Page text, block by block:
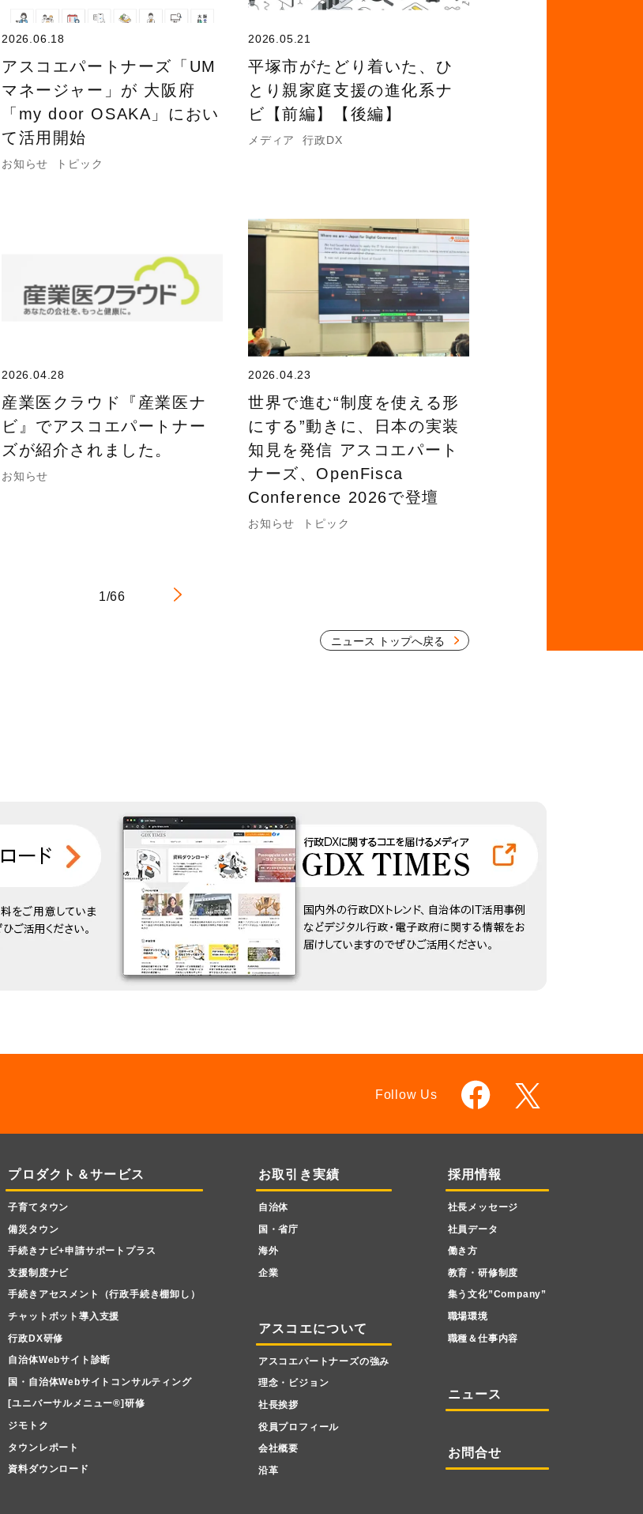
2026.06.18
アスコエパートナーズ「UM
マネージャー」が 大阪府
「my door OSAKA」におい
て活用開始
お知らせ トピック
2026.05.21
平塚市がたどり着いた、ひ
とり親家庭支援の進化系ナ
ビ【前編】【後編】
メディア 行政DX
2026.04.28
産業医クラウド『産業医ナ
ビ』でアスコエパートナー
ズが紹介されました。
お知らせ
2026.04.23
世界で進む“制度を使える形
にする”動きに、日本の実装
知見を発信 アスコエパート
ナーズ、OpenFisca
Conference 2026で登壇
お知らせ トピック
1/66
ニュース トップへ戻る
プロダクト＆サービス
子育てタウン
備災タウン
手続きナビ+申請サポートプラス
支援制度ナビ
手続きアセスメント（行政手続き棚卸し）
チャットボット導入支援
行政DX研修
自治体Webサイト診断
国・自治体Webサイトコンサルティング
[ユニバーサルメニュー®]研修
ジモトク
タウンレポート
資料ダウンロード
お取引き実績
自治体
国・省庁
海外
企業
アスコエについて
アスコエパートナーズの強み
理念・ビジョン
社長挨拶
役員プロフィール
会社概要
沿革
採用情報
社長メッセージ
社員データ
働き方
教育・研修制度
集う文化”Company”
職場環境
職種＆仕事内容
ニュース
お問合せ
Follow Us